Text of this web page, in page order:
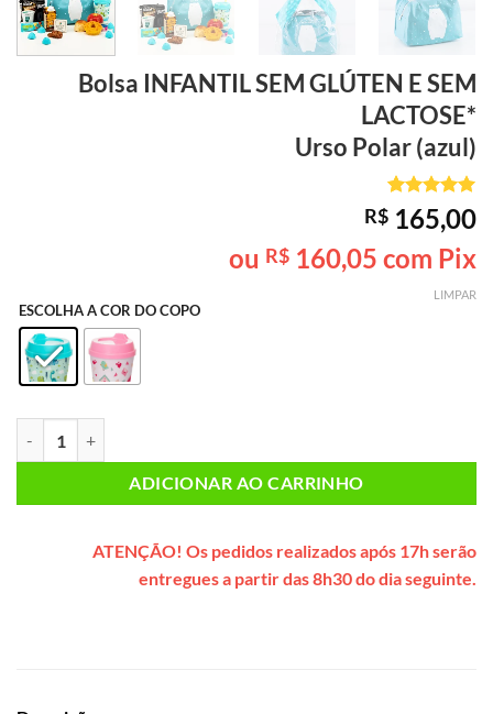
Bolsa INFANTILSEM GLÚTEN E SEM
LACTOSE*
Urso Polar (azul)
Avaliado
como5de
5, com
baseado em
1
de cliente
R$ 165,00
ou R$ 160,05 com Pix
ESCOLHA A COR DO COPO
LIMPAR
ADICIONAR AO CARRINHO
ATENÇÃO! Os pedidos realizados após 17h serão
entregues a partir das 8h30 do dia seguinte.